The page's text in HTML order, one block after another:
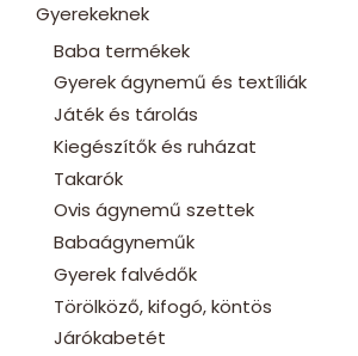
Gyerekeknek
Baba termékek
Gyerek ágynemű és textíliák
Játék és tárolás
Kiegészítők és ruházat
Takarók
Ovis ágynemű szettek
Babaágyneműk
Gyerek falvédők
Törölköző, kifogó, köntös
Járókabetét